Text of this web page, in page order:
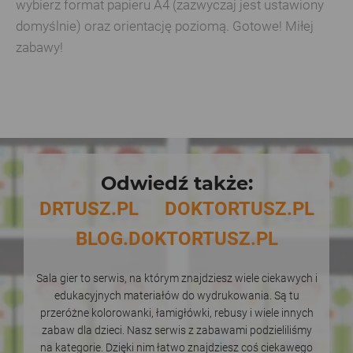
wybierz format papieru A4 (zazwyczaj jest ustawiony
domyślnie) oraz orientację poziomą. Gotowe! Miłej
zabawy!
Odwiedź także:
DRTUSZ.PL
DOKTORTUSZ.PL
BLOG.DOKTORTUSZ.PL
Sala gier to serwis, na którym znajdziesz wiele ciekawych i
edukacyjnych materiałów do wydrukowania. Są tu
przeróżne kolorowanki, łamigłówki, rebusy i wiele innych
zabaw dla dzieci. Nasz serwis z zabawami podzieliliśmy
na kategorie. Dzięki nim łatwo znajdziesz coś ciekawego